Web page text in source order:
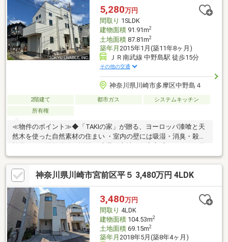
階にトイレがあり朝の混雑も軽減◆2階・3階にバルコニー完備
◆SUV+自転車（3～4台）駐車可能 ※車種・サイズは現地にて要
確認
5,280万円
間取り 1SLDK
建物面積91.91m2
土地面積87.81m2
築年月 2015年1月(築11年8ヶ月)
ＪＲ南武線 中野島駅 徒歩15分
その他の交通
神奈川県川崎市多摩区中野島４
2階建て 都市ガス
システムキッチン
所有権
≪物件のポイント≫◆「TAKIの家」が贈る、ヨーロッパ漆喰と天
然木を使った自然素材の住まい ・室内の壁には吸湿・消臭・殺菌
然木複合フローリング ◆奥様の毎日を豊かにする「女性目線」の
充実した機能と設備 ・キッチン、ランドリー、バルコニーが同一
階にあり忙しい朝もスムーズな家事動線 ・キッチン横には調理器
具や食品ストックが一目でわかるパントリーを設置 ・ほっと一息
つけるフリースペースとして最適なファミリーライブラリー ・シ
ーズンオフの物やレジャー用品もすっきり片付くシューズクロー
ゼット
神奈川県川崎市宮前区平５ 3,480万円 4LDK
3,480万円
間取り 4LDK
建物面積104.53m2
土地面積69.15m2
築年月 2018年5月(築8年4ヶ月)